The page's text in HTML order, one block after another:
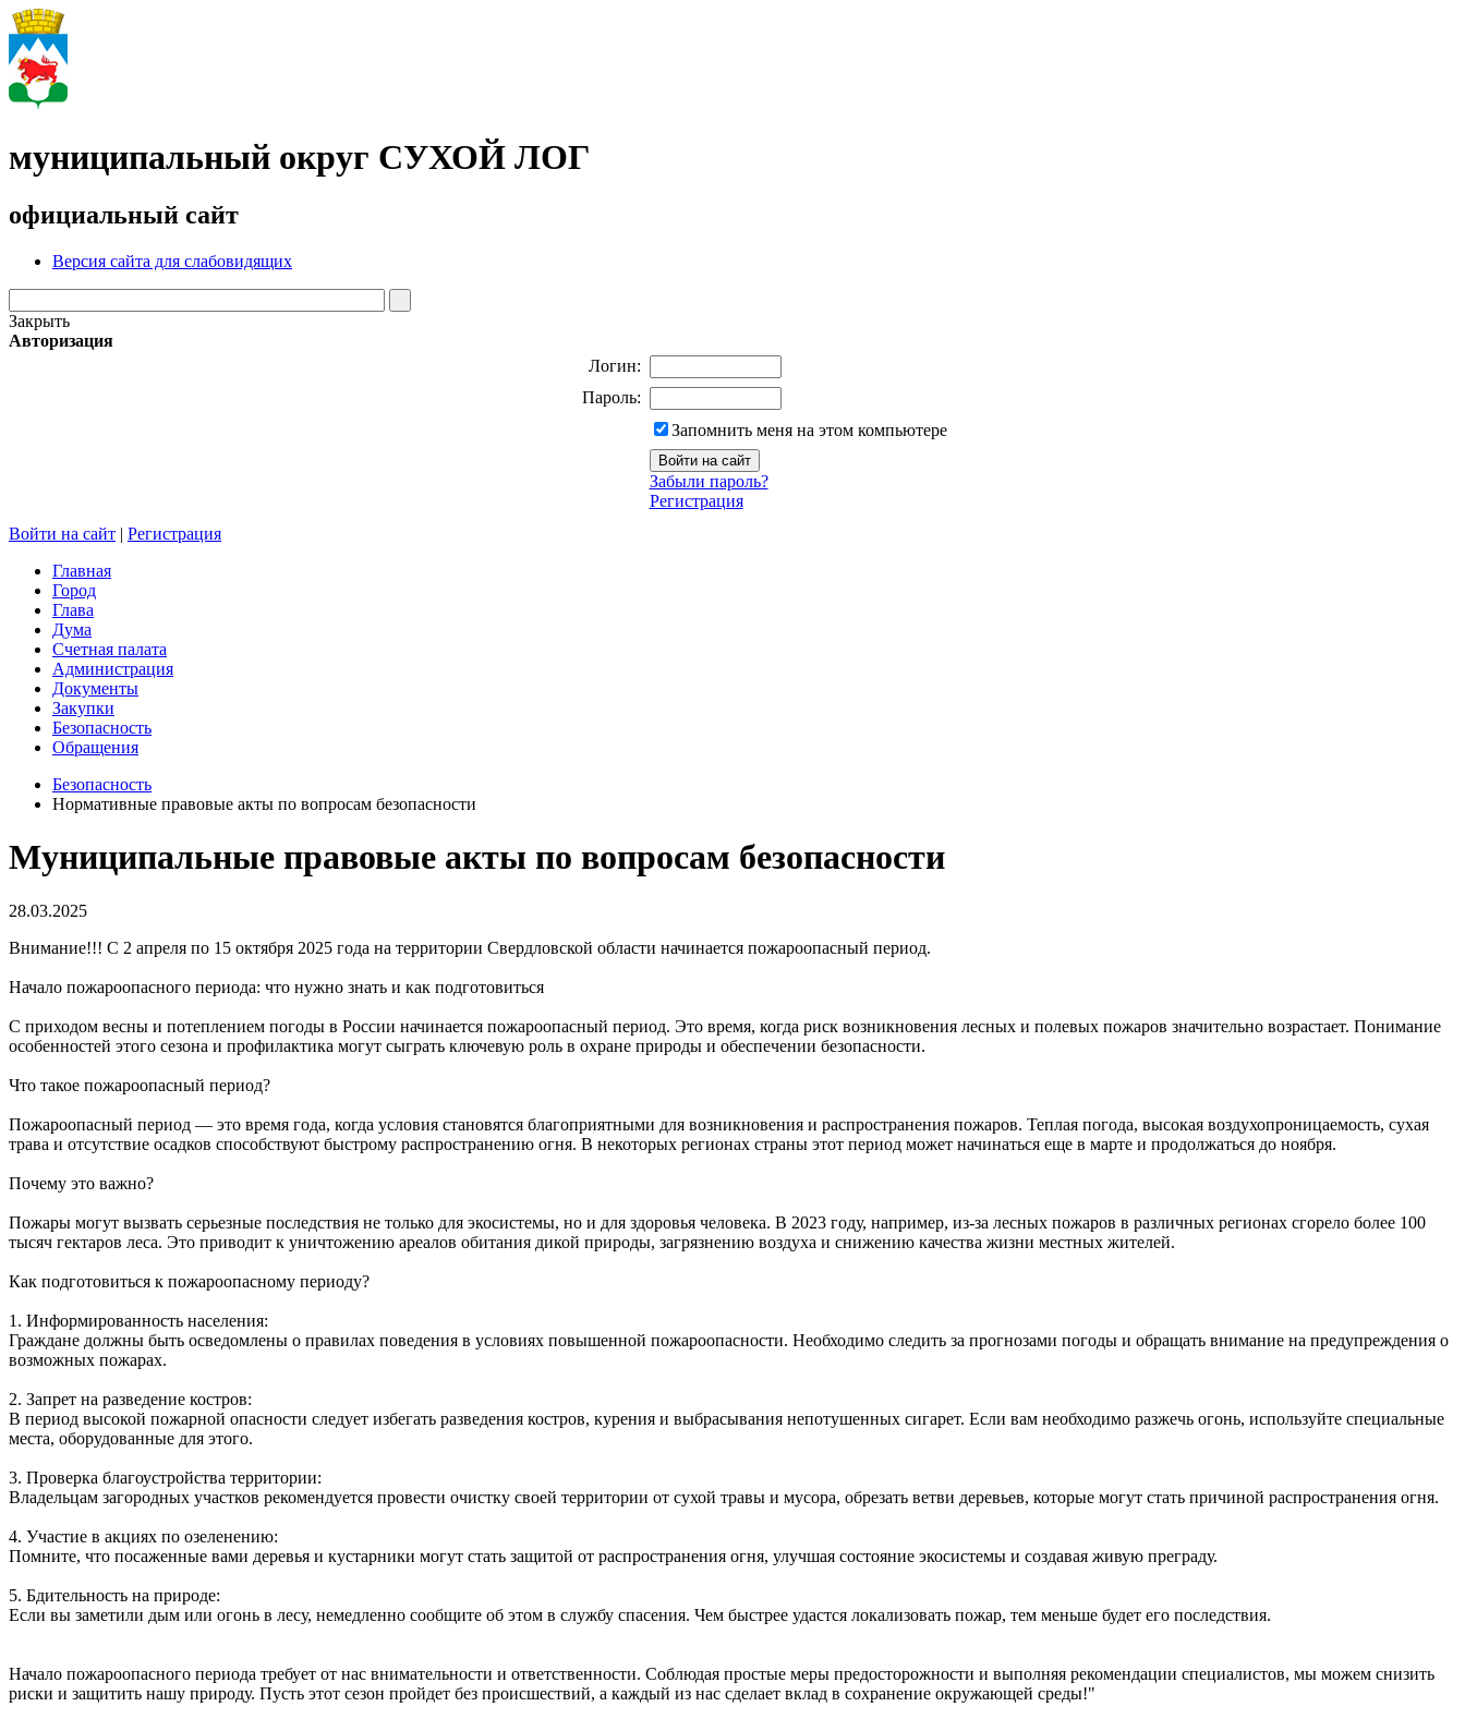
муниципальный округ СУХОЙ ЛОГ
официальный сайт
Версия сайта для слабовидящих
Закрыть
Авторизация
Логин:
Пароль:
Запомнить меня на этом компьютере
Забыли пароль?
Регистрация
Войти на сайт | Регистрация
Главная
Город
Глава
Дума
Счетная палата
Администрация
Документы
Закупки
Безопасность
Обращения
Безопасность
Нормативные правовые акты по вопросам безопасности
Муниципальные правовые акты по вопросам безопасности
28.03.2025
Внимание!!! С 2 апреля по 15 октября 2025 года на территории Свердловской области начинается пожароопасный период.
Начало пожароопасного периода: что нужно знать и как подготовиться
С приходом весны и потеплением погоды в России начинается пожароопасный период. Это время, когда риск возникновения лесных и полевых пожаров значительно возрастает. Понимание
особенностей этого сезона и профилактика могут сыграть ключевую роль в охране природы и обеспечении безопасности.
Что такое пожароопасный период?
Пожароопасный период — это время года, когда условия становятся благоприятными для возникновения и распространения пожаров. Теплая погода, высокая воздухопроницаемость, сухая
трава и отсутствие осадков способствуют быстрому распространению огня. В некоторых регионах страны этот период может начинаться еще в марте и продолжаться до ноября.
Почему это важно?
Пожары могут вызвать серьезные последствия не только для экосистемы, но и для здоровья человека. В 2023 году, например, из-за лесных пожаров в различных регионах сгорело более 100
тысяч гектаров леса. Это приводит к уничтожению ареалов обитания дикой природы, загрязнению воздуха и снижению качества жизни местных жителей.
Как подготовиться к пожароопасному периоду?
1. Информированность населения:
Граждане должны быть осведомлены о правилах поведения в условиях повышенной пожароопасности. Необходимо следить за прогнозами погоды и обращать внимание на предупреждения о
возможных пожарах.
2. Запрет на разведение костров:
В период высокой пожарной опасности следует избегать разведения костров, курения и выбрасывания непотушенных сигарет. Если вам необходимо разжечь огонь, используйте специальные
места, оборудованные для этого.
3. Проверка благоустройства территории:
Владельцам загородных участков рекомендуется провести очистку своей территории от сухой травы и мусора, обрезать ветви деревьев, которые могут стать причиной распространения огня.
4. Участие в акциях по озеленению:
Помните, что посаженные вами деревья и кустарники могут стать защитой от распространения огня, улучшая состояние экосистемы и создавая живую преграду.
5. Бдительность на природе:
Если вы заметили дым или огонь в лесу, немедленно сообщите об этом в службу спасения. Чем быстрее удастся локализовать пожар, тем меньше будет его последствия.
Начало пожароопасного периода требует от нас внимательности и ответственности. Соблюдая простые меры предосторожности и выполняя рекомендации специалистов, мы можем снизить
риски и защитить нашу природу. Пусть этот сезон пройдет без происшествий, а каждый из нас сделает вклад в сохранение окружающей среды!"